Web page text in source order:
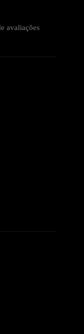
avaliações